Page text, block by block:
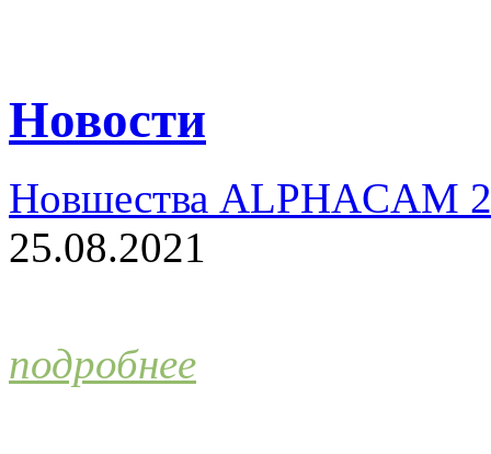
Новости
Новшества ALPHACAM
25.08.2021
подробнее